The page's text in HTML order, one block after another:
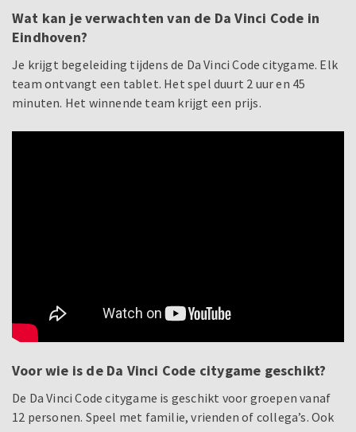
Wat kan je verwachten van de Da Vinci Code in
Eindhoven?
Je krijgt begeleiding tijdens de Da Vinci Code citygame. Elk
team ontvangt een tablet. Het spel duurt 2 uur en 45
minuten. Het winnende team krijgt een prijs.
Voor wie is de Da Vinci Code citygame geschikt?
De Da Vinci Code citygame is geschikt voor groepen vanaf
12 personen. Speel met familie, vrienden of collega’s. Ook